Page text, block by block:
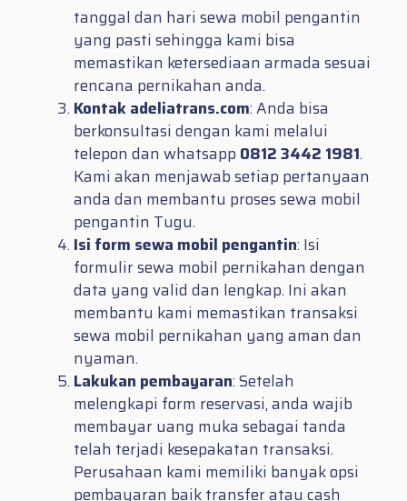
tanggal dan hari sewa mobil pengantin
yang pasti sehingga kami bisa
memastikan ketersediaan armada sesuai
rencana pernikahan anda.
Kontak adeliatrans.com: Anda bisa
berkonsultasi dengan kami melalui
telepon dan whatsapp 0812 3442 1981.
Kami akan menjawab setiap pertanyaan
anda dan membantu proses sewa mobil
pengantin Tugu.
Isi form sewa mobil pengantin: Isi
formulir sewa mobil pernikahan dengan
data yang valid dan lengkap. Ini akan
membantu kami memastikan transaksi
sewa mobil pernikahan yang aman dan
nyaman.
Lakukan pembayaran: Setelah
melengkapi form reservasi, anda wajib
membayar uang muka sebagai tanda
telah terjadi kesepakatan transaksi.
Perusahaan kami memiliki banyak opsi
pembayaran baik transfer atau cash